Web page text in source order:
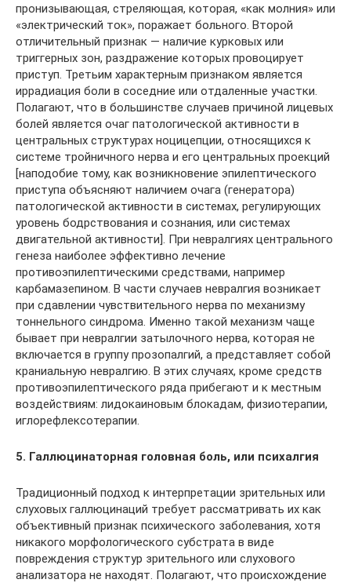
пронизывающая, стреляющая, которая, «как молния» или
«электрический ток», поражает больного. Второй
отличительный признак — наличие курковых или
триггерных зон, раздражение которых провоцирует
приступ. Третьим характерным признаком является
иррадиация боли в соседние или отдаленные участки.
Полагают, что в большинстве случаев причиной лицевых
болей является очаг патологической активности в
центральных структурах ноцицепции, относящихся к
системе тройничного нерва и его центральных проекций
[наподобие тому, как возникновение эпилептического
приступа объясняют наличием очага (генератора)
патологической активности в системах, регулирующих
уровень бодрствования и сознания, или системах
двигательной активности]. При невралгиях центрального
генеза наиболее эффективно лечение
противоэпилептическими средствами, например
карбамазепином. В части случаев невралгия возникает
при сдавлении чувствительного нерва по механизму
тоннельного синдрома. Именно такой механизм чаще
бывает при невралгии затылочного нерва, которая не
включается в группу прозопалгий, а представляет собой
краниальную невралгию. В этих случаях, кроме средств
противоэпилептического ряда прибегают и к местным
воздействиям: лидокаиновым блокадам, физиотерапии,
иглорефлексотерапии.
5. Галлюцинаторная головная боль, или психалгия
Традиционный подход к интерпретации зрительных или
слуховых галлюцинаций требует рассматривать их как
объективный признак психического заболевания, хотя
никакого морфологического субстрата в виде
повреждения структур зрительного или слухового
анализатора не находят. Полагают, что происхождение